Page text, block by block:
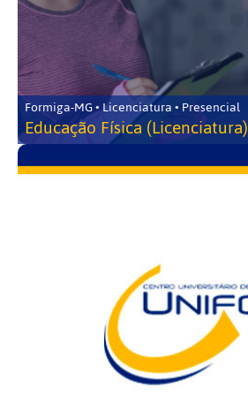
Formiga-MG • Licenciatura • Presencial
Educação Física (Licenciatura)